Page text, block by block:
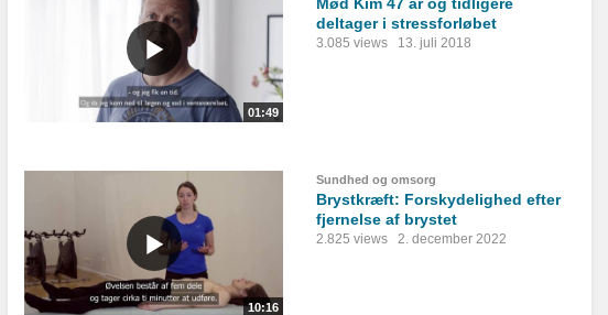
01:49
Mød Kim 47 år og tidligere
deltager i stressforløbet
3.085 views 13. juli 2018
10:16
Sundhed og omsorg
Brystkræft: Forskydelighed efter
fjernelse af brystet
2.825 views 2. december 2022